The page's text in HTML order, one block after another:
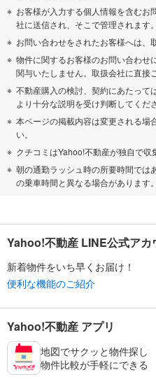
お客様が入力する個人情報を含むお
社に送信され、そこで管理されます。
お問い合わせをされたお客様へは、
物件に関するお客様のお問い合わせ
関与いたしません。取扱会社に直接
不動産購入の検討、契約にあたって
より十分な説明を受け判断してくださ
本ページの掲載内容は変更される場
い。
クチコミはYahoo!不動産が独自で収
朝の通勤ラッシュ時の所要時間では
の乗車時間と異なる場合があります。
Yahoo!不動産 LINE公式アカ
新着物件をいち早くお届け！
便利な機能のご紹介
Yahoo!不動産 アプリ
地図でサクッと物件探し
物件比較が手軽にできる